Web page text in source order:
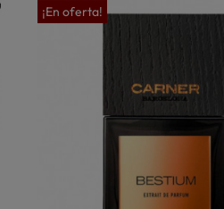
¡En oferta!